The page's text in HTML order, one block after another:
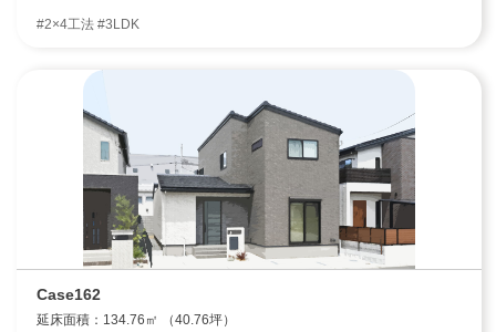
#2×4工法 #3LDK
Case162
延床面積：134.76㎡ （40.76坪）